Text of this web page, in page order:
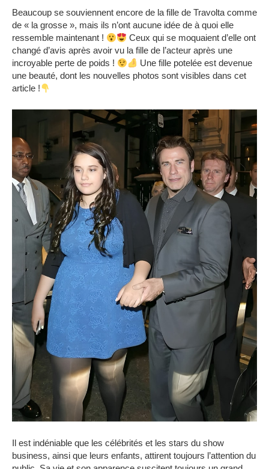
Beaucoup se souviennent encore de la fille de Travolta comme
de « la grosse », mais ils n’ont aucune idée de à quoi elle
ressemble maintenant !
Ceux qui se moquaient d’elle ont
changé d’avis après avoir vu la fille de l’acteur après une
incroyable perte de poids !
Une fille potelée est devenue
une beauté, dont les nouvelles photos sont visibles dans cet
article !
Il est indéniable que les célébrités et les stars du show
business, ainsi que leurs enfants, attirent toujours l’attention du